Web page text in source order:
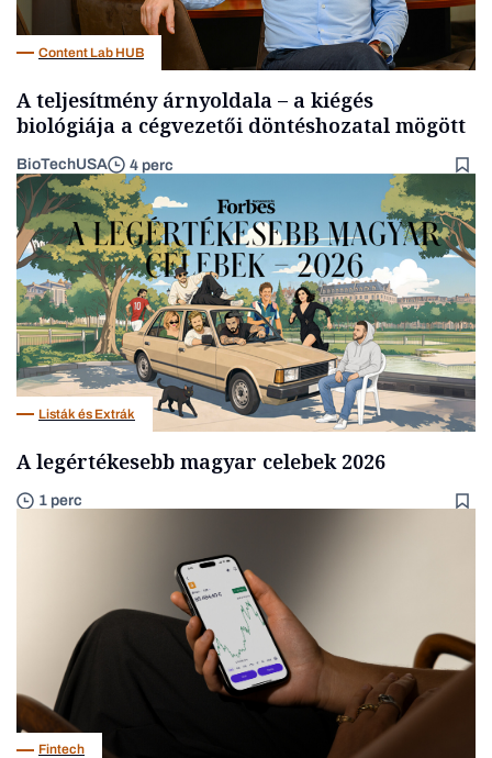
Content Lab HUB
A teljesítmény árnyoldala – a kiégés
biológiája a cégvezetői döntéshozatal mögött
BioTechUSA 4 perc
Listák és Extrák
A legértékesebb magyar celebek 2026
1 perc
Fintech